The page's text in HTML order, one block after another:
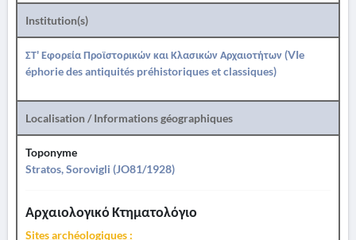
Institution(s)
ΣΤ' Εφορεία Προϊστορικών και Κλασικών Αρχαιοτήτων (VIe
éphorie des antiquités préhistoriques et classiques)
Localisation / Informations géographiques
Toponyme
Stratos, Sorovigli (JO81/1928)
Αρχαιολογικό Κτηματολόγιο
Sites archéologiques :